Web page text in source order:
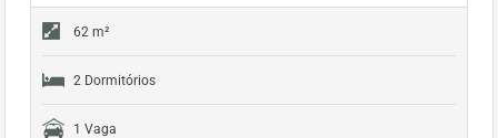
62 m²
2 Dormitórios
1 Vaga